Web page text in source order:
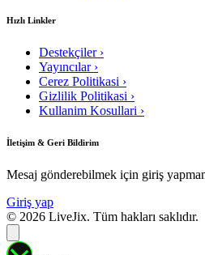
Hızlı Linkler
Destekçiler ›
Yayıncılar ›
Cerez Politikasi ›
Gizlilik Politikasi ›
Kullanim Kosullari ›
İletişim & Geri Bildirim
Mesaj gönderebilmek için giriş
Giriş yap
© 2026 LiveJix. Tüm hakları saklıdır.